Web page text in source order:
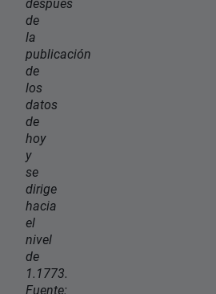
de
la
publicación
de
los
datos
de
hoy
y
se
dirige
hacia
el
nivel
de
1.1773.
Fuente: